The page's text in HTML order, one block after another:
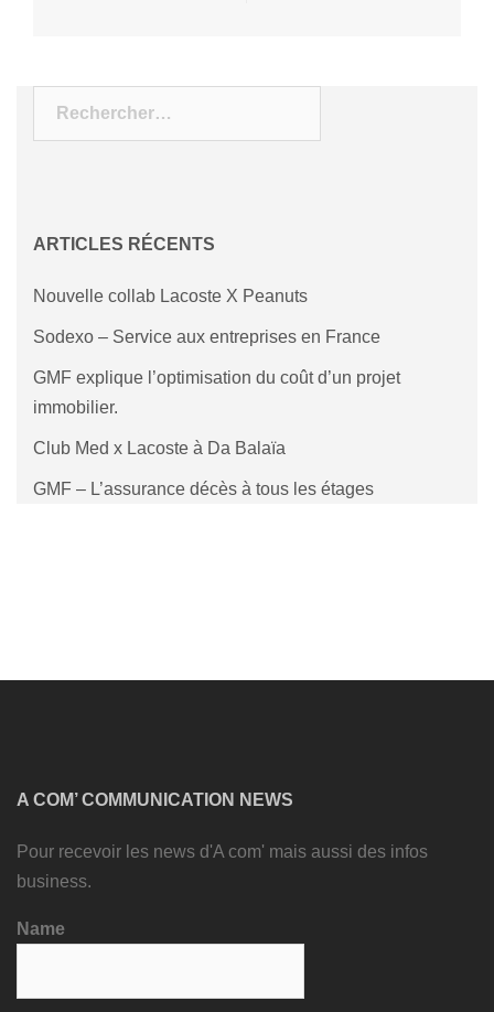
ARTICLES RÉCENTS
Nouvelle collab Lacoste X Peanuts
Sodexo – Service aux entreprises en France
GMF explique l’optimisation du coût d’un projet
immobilier.
Club Med x Lacoste à Da Balaïa
GMF – L’assurance décès à tous les étages
A COM’ COMMUNICATION NEWS
Pour recevoir les news d'A com' mais aussi des infos
business.
Name